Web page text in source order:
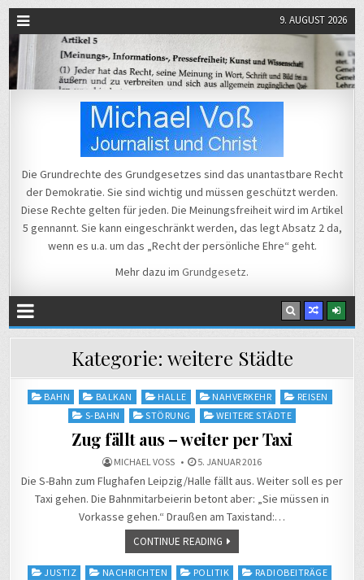
9. AUGUST 2026
Michael Voß
Die Grundrechte des Grundgesetzes sind das unantastbare Recht
der Demokratie. Sie sind wichtig und müssen geschützt werden.
Diese Rechte gelten für jeden. Die Meinungsfreiheit wird im Artikel
5 gennannt. Sie kann eingeschränkt werden, das legt Absatz 2 da,
wenn es u.a. um das „Recht der persönliche Ehre“ geht.
Mehr dazu im Grundgesetz.
Kategorie: weitere Städte
Posted
BAHN BALKAN HALLE NAHVERKEHR
REISEN
S-BAHN
STÖRUNG WEITERE STÄDTE
Zug fällt aus – weiter per Taxi
MICHAEL VOSS 5. JANUAR 2016
Die S-Bahn zum Flughafen Leipzig/Halle fällt aus. Weiter soll es per
Taxi gehen. Die Bahnmitarbeierin betont aber: „Sie müssen in
Vorkasse gehen.“ Draußen am Taxistand:…
CONTINUE READING
Posted
JUSTIZ NACHRICHTEN POLITIK
RADIOBEITRÄGE